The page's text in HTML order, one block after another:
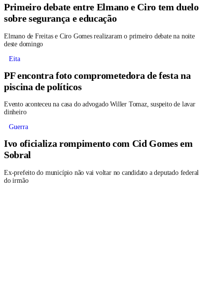
Primeiro debate entre Elmano e Ciro tem duelo
sobre segurança e educação
Elmano de Freitas e Ciro Gomes realizaram o primeiro debate na noite
deste domingo
Eita
PF encontra foto comprometedora de festa na
piscina de políticos
Evento aconteceu na casa do advogado Willer Tomaz, suspeito de lavar
dinheiro
Guerra
Ivo oficializa rompimento com Cid Gomes em
Sobral
Ex-prefeito do município não vai voltar no candidato a deputado federal
do irmão